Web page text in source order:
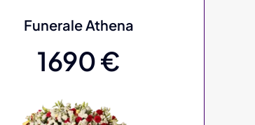
Funerale Athena
1690 €